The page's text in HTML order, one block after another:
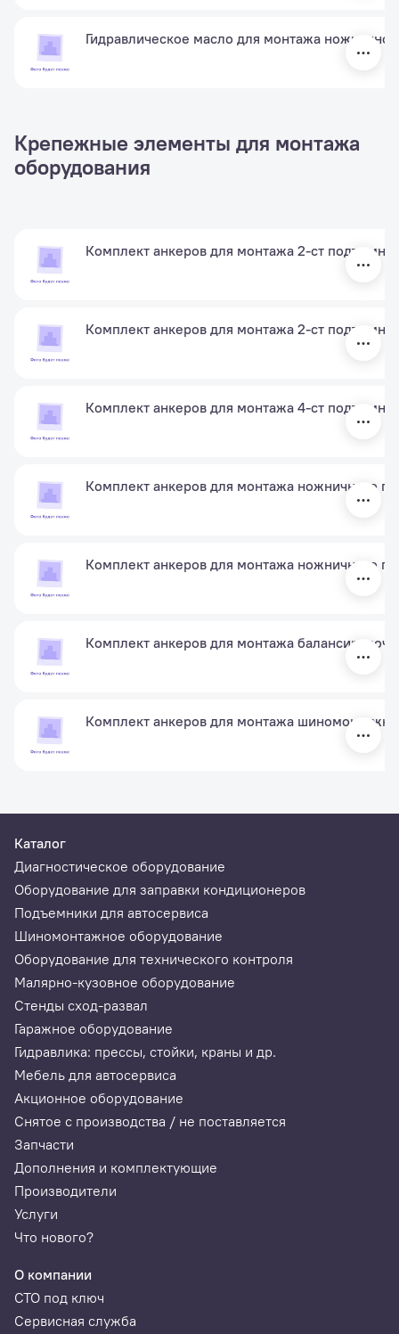
Гидравлическое масло для монтажа
Крепежные элементы для монтажа
оборудования
Комплект анкеров для монтажа 2-ст
Комплект анкеров для монтажа 2-ст
Комплект анкеров для монтажа 4-ст
Комплект анкеров для монтажа ножничного
Комплект анкеров для монтажа ножничного
Комплект анкеров для монтажа
Комплект анкеров для монтажа
Каталог
Диагностическое оборудование
Оборудование для заправки кондиционеров
Подъемники для автосервиса
Шиномонтажное оборудование
Оборудование для технического контроля
Малярно-кузовное оборудование
Стенды сход-развал
Гаражное оборудование
Гидравлика: прессы, стойки, краны и др.
Мебель для автосервиса
Акционное оборудование
Снятое с производства / не поставляется
Запчасти
Дополнения и комплектующие
Производители
Услуги
Что нового?
О компании
СТО под ключ
Сервисная служба